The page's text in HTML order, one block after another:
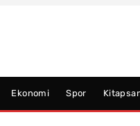
Ekonomi Spor